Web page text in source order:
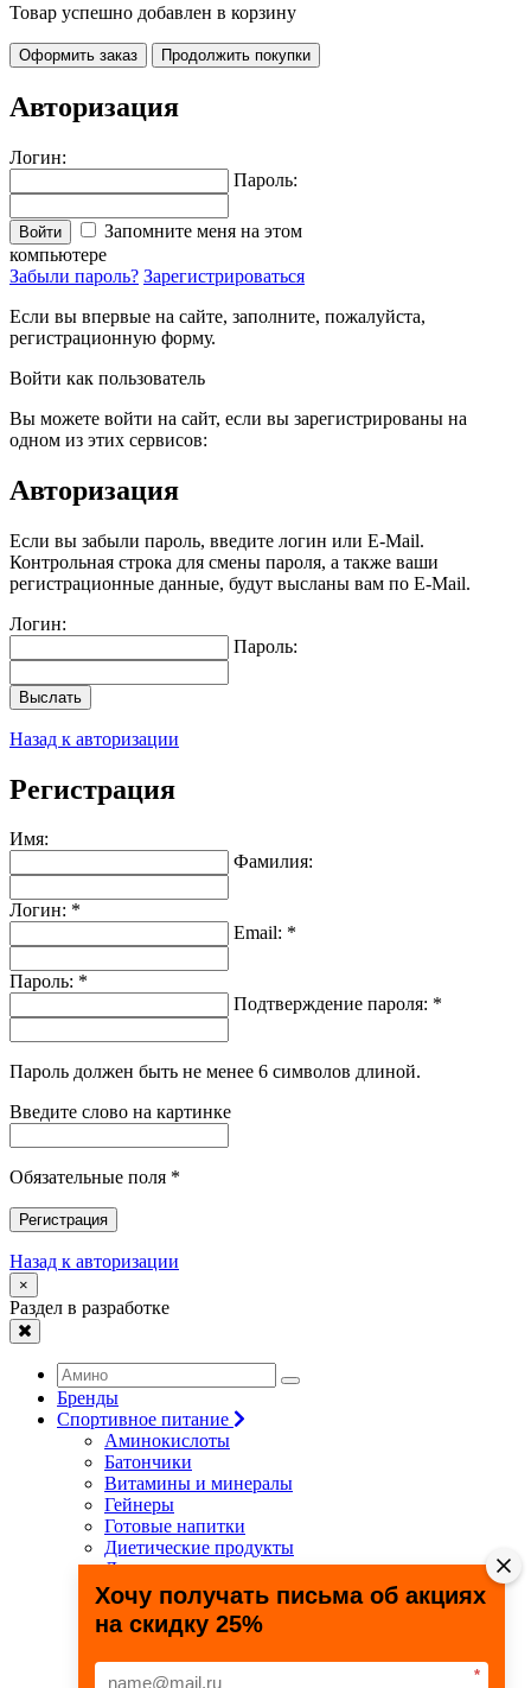
Товар успешно добавлен в корзину
Оформить заказ Продолжить покупки
Авторизация
Логин:
Пароль:
Войти
Запомните меня на этом
компьютере
Забыли пароль? Зарегистрироваться
Если вы впервые на сайте, заполните, пожалуйста,
регистрационную форму.
Войти как пользователь
Вы можете войти на сайт, если вы зарегистрированы на
одном из этих сервисов:
Авторизация
Если вы забыли пароль, введите логин или E-Mail.
Контрольная строка для смены пароля, а также ваши
регистрационные данные, будут высланы вам по E-Mail.
Логин:
Пароль:
Выслать
Назад к авторизации
Регистрация
Имя:
Фамилия:
Логин: *
Email: *
Пароль: *
Подтверждение пароля: *
Пароль должен быть не менее 6 символов длиной.
Введите слово на картинке
Обязательные поля *
Регистрация
Назад к авторизации
×
Раздел в разработке
Бренды
Спортивное питание
Аминокислоты
Батончики
Витамины и минералы
Гейнеры
Готовые напитки
Диетические продукты
Для связок и суставов
Жиросжигатели
Здоровье и долголетие
Креатин
Специальные препараты
Хочу получать письма об акциях
на скидку 25%
*